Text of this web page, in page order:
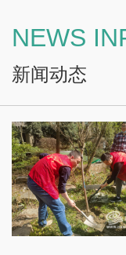
NEWS
新闻动态